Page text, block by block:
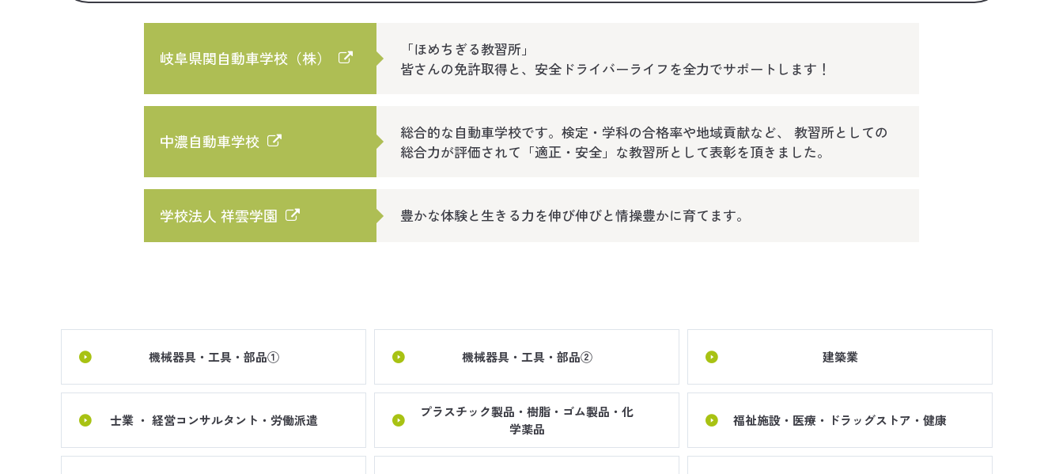
岐阜県関自動車学校（株）
「ほめちぎる教習所」
皆さんの免許取得と、安全ドライバーライフを全力でサポートします！
中濃自動車学校
総合的な自動車学校です。検定・学科の合格率や地域貢献など、 教習所としての
総合力が評価されて「適正・安全」な教習所として表彰を頂きました。
学校法人 祥雲学園 豊かな体験と生きる力を伸び伸びと情操豊かに育てます。
機械器具・工具・部品① 機械器具・工具・部品② 建築業
士業 ・ 経営コンサルタント・労働派遣
プラスチック製品・樹脂・ゴム製品・化
学薬品
福祉施設・医療・ドラッグストア・健康